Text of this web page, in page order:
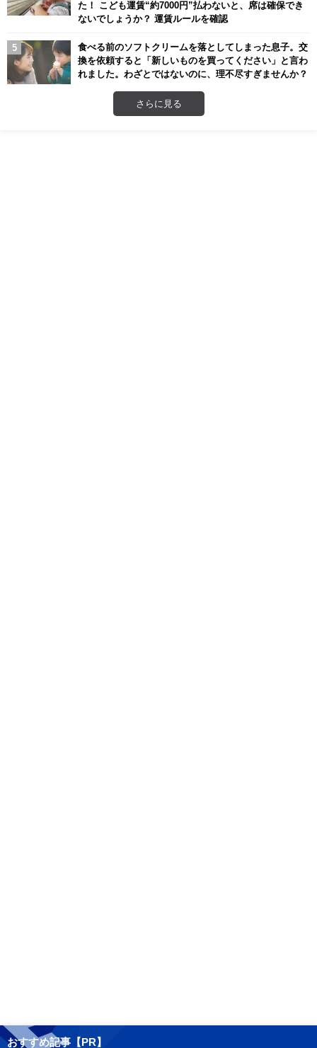
た！ こども運賃“約7000円”払わないと、席は確保でき
ないでしょうか？ 運賃ルールを確認
食べる前のソフトクリームを落としてしまった息子。交
換を依頼すると「新しいものを買ってください」と言わ
れました。わざとではないのに、理不尽すぎませんか？
さらに見る
おすすめ記事【PR】